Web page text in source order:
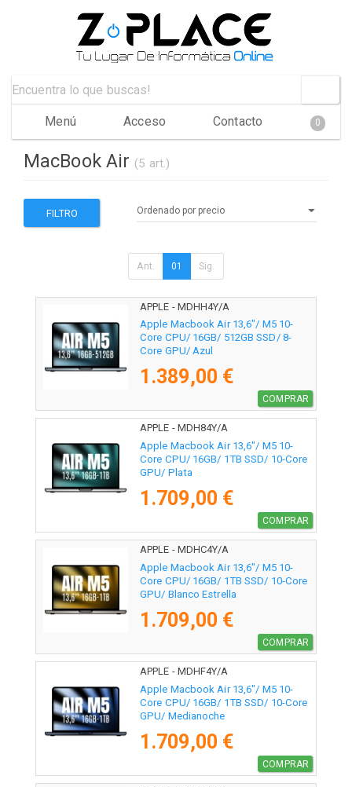
Menú Acceso Contacto 0
MacBook Air (5 art.)
FILTRO
Ant. 01 Sig.
APPLE - MDHH4Y/A
Apple Macbook Air 13,6"/ M5 10-
Core CPU/ 16GB/ 512GB SSD/ 8-
Core GPU/ Azul
1.389,00 €
COMPRAR
APPLE - MDH84Y/A
Apple Macbook Air 13,6"/ M5 10-
Core CPU/ 16GB/ 1TB SSD/ 10-Core
GPU/ Plata
1.709,00 €
COMPRAR
APPLE - MDHC4Y/A
Apple Macbook Air 13,6"/ M5 10-
Core CPU/ 16GB/ 1TB SSD/ 10-Core
GPU/ Blanco Estrella
1.709,00 €
COMPRAR
APPLE - MDHF4Y/A
Apple Macbook Air 13,6"/ M5 10-
Core CPU/ 16GB/ 1TB SSD/ 10-Core
GPU/ Medianoche
1.709,00 €
COMPRAR